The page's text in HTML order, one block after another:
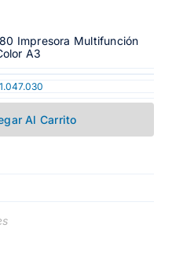
Impresora Multifunción
A3
1.047.030
Al Carrito